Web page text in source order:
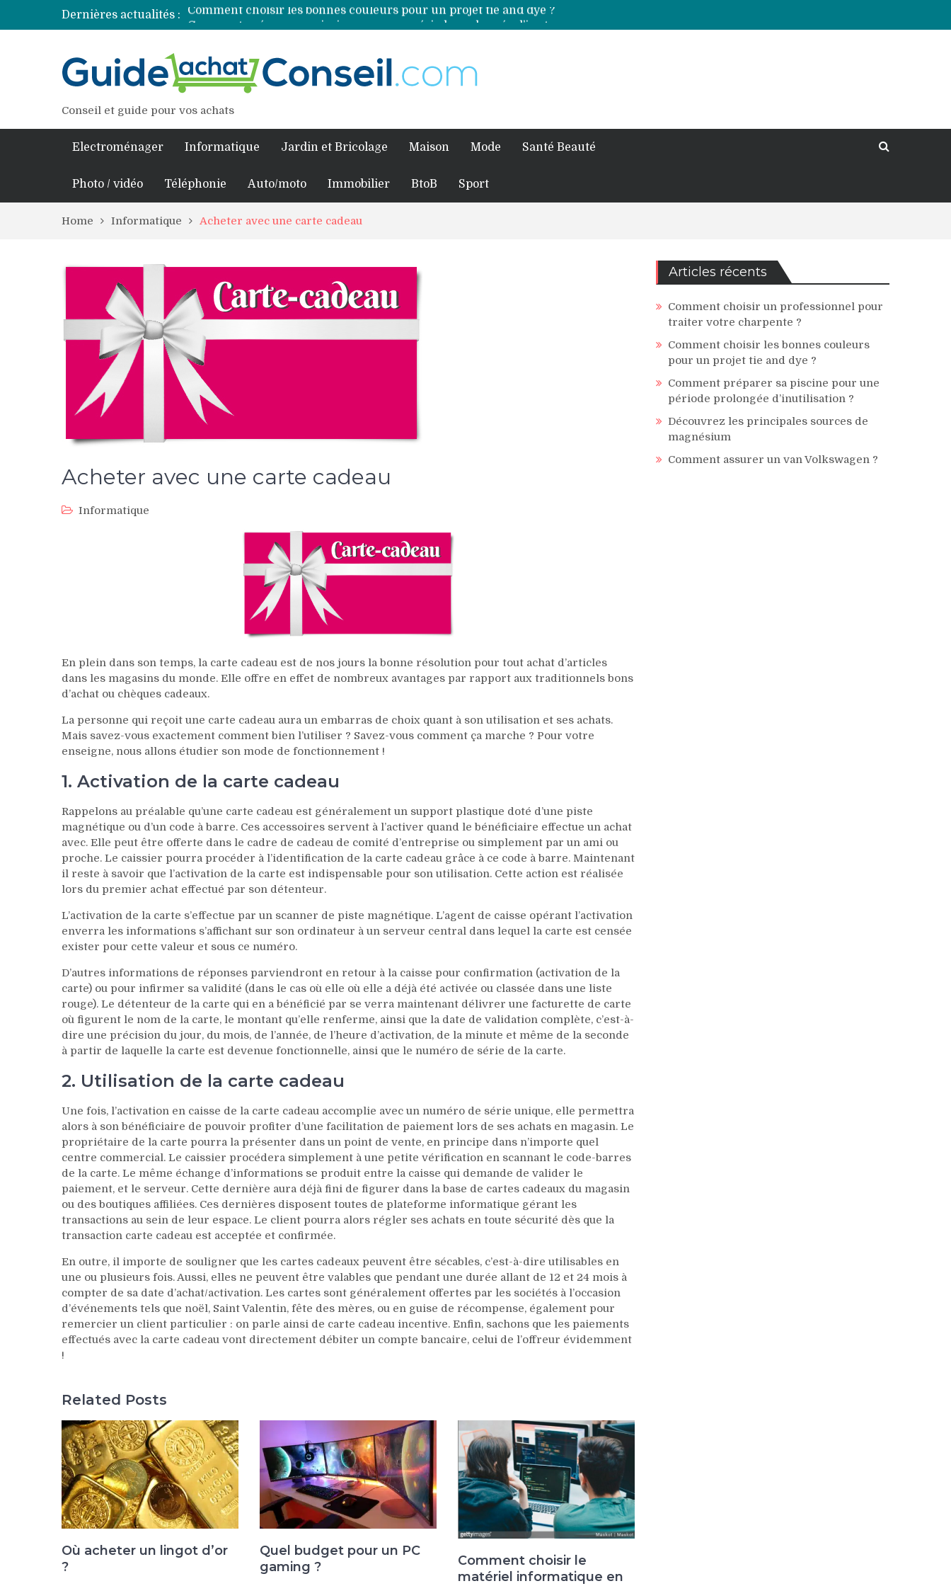
Dernières actualités :
Comment préparer sa piscine pour une période prolongée d’inutilisation ?
Découvrez les principales sources de magnésium
Comment choisir un professionnel pour traiter votre charpente ?
Conseil et guide pour vos achats
Electroménager Informatique Jardin et Bricolage Maison Mode Santé Beauté
Photo / vidéo Téléphonie Auto/moto Immobilier BtoB Sport
Home Informatique Acheter avec une carte cadeau
Acheter avec une carte cadeau
Informatique
En plein dans son temps, la carte cadeau est de nos jours la bonne résolution pour tout achat d’articles
dans les magasins du monde. Elle offre en effet de nombreux avantages par rapport aux traditionnels bons
d’achat ou chèques cadeaux.
La personne qui reçoit une carte cadeau aura un embarras de choix quant à son utilisation et ses achats.
Mais savez-vous exactement comment bien l’utiliser ? Savez-vous comment ça marche ? Pour votre
enseigne, nous allons étudier son mode de fonctionnement !
1. Activation de la carte cadeau
Rappelons au préalable qu’une carte cadeau est généralement un support plastique doté d’une piste
magnétique ou d’un code à barre. Ces accessoires servent à l’activer quand le bénéficiaire effectue un achat
avec. Elle peut être offerte dans le cadre de cadeau de comité d’entreprise ou simplement par un ami ou
proche. Le caissier pourra procéder à l’identification de la carte cadeau grâce à ce code à barre. Maintenant
il reste à savoir que l’activation de la carte est indispensable pour son utilisation. Cette action est réalisée
lors du premier achat effectué par son détenteur.
L’activation de la carte s’effectue par un scanner de piste magnétique. L’agent de caisse opérant l’activation
enverra les informations s’affichant sur son ordinateur à un serveur central dans lequel la carte est censée
exister pour cette valeur et sous ce numéro.
D’autres informations de réponses parviendront en retour à la caisse pour confirmation (activation de la
carte) ou pour infirmer sa validité (dans le cas où elle où elle a déjà été activée ou classée dans une liste
rouge). Le détenteur de la carte qui en a bénéficié par se verra maintenant délivrer une facturette de carte
où figurent le nom de la carte, le montant qu’elle renferme, ainsi que la date de validation complète, c’est-à-
dire une précision du jour, du mois, de l’année, de l’heure d’activation, de la minute et même de la seconde
à partir de laquelle la carte est devenue fonctionnelle, ainsi que le numéro de série de la carte.
2. Utilisation de la carte cadeau
Une fois, l’activation en caisse de la carte cadeau accomplie avec un numéro de série unique, elle permettra
alors à son bénéficiaire de pouvoir profiter d’une facilitation de paiement lors de ses achats en magasin. Le
propriétaire de la carte pourra la présenter dans un point de vente, en principe dans n’importe quel
centre commercial. Le caissier procédera simplement à une petite vérification en scannant le code-barres
de la carte. Le même échange d’informations se produit entre la caisse qui demande de valider le
paiement, et le serveur. Cette dernière aura déjà fini de figurer dans la base de cartes cadeaux du magasin
ou des boutiques affiliées. Ces dernières disposent toutes de plateforme informatique gérant les
transactions au sein de leur espace. Le client pourra alors régler ses achats en toute sécurité dès que la
transaction carte cadeau est acceptée et confirmée.
En outre, il importe de souligner que les cartes cadeaux peuvent être sécables, c’est-à-dire utilisables en
une ou plusieurs fois. Aussi, elles ne peuvent être valables que pendant une durée allant de 12 et 24 mois à
compter de sa date d’achat/activation. Les cartes sont généralement offertes par les sociétés à l’occasion
d’événements tels que noël, Saint Valentin, fête des mères, ou en guise de récompense, également pour
remercier un client particulier : on parle ainsi de carte cadeau incentive. Enfin, sachons que les paiements
effectués avec la carte cadeau vont directement débiter un compte bancaire, celui de l’offreur évidemment
!
Related Posts
Où acheter un lingot d’or
?
Quel budget pour un PC
gaming ?
Comment choisir le
matériel informatique en
Articles récents
Comment choisir un professionnel pour
traiter votre charpente ?
Comment choisir les bonnes couleurs
pour un projet tie and dye ?
Comment préparer sa piscine pour une
période prolongée d’inutilisation ?
Découvrez les principales sources de
magnésium
Comment assurer un van Volkswagen ?